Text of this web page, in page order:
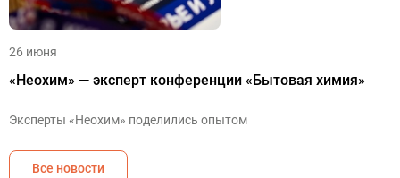
26 июня
«Неохим» — эксперт конференции «Бытовая химия»
Эксперты «Неохим» поделились опытом
Все новости